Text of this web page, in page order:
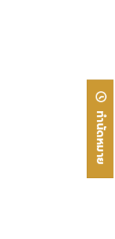
ทำนัดหมาย